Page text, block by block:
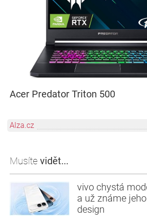
Acer Predator Triton 500
Alza.cz
Musíte vidět...
vivo chystá
a už známe
design